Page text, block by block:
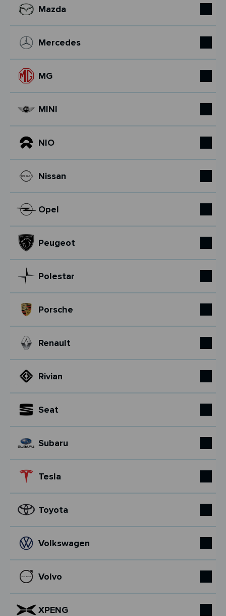
Mazda
Mercedes
MG
MINI
NIO
Nissan
Opel
Peugeot
Polestar
Porsche
Renault
Rivian
Seat
Subaru
Tesla
Toyota
Volkswagen
Volvo
XPENG